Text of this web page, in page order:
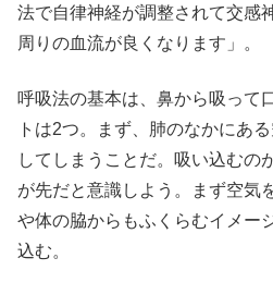
法で自律神経が調整されて交感
周りの血流が良くなります」。
呼吸法の基本は、鼻から吸って
トは2つ。まず、肺のなかにあ
してしまうことだ。吸い込むの
が先だと意識しよう。まず空気
や体の脇からもふくらむイメー
込む。